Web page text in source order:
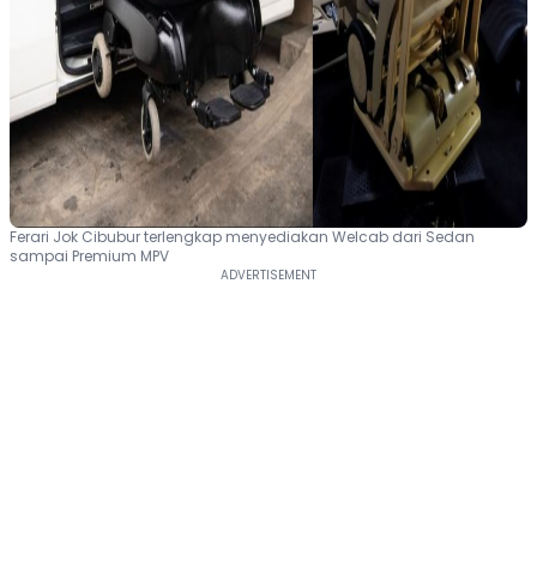
Ferari Jok Cibubur terlengkap menyediakan Welcab dari Sedan
sampai Premium MPV